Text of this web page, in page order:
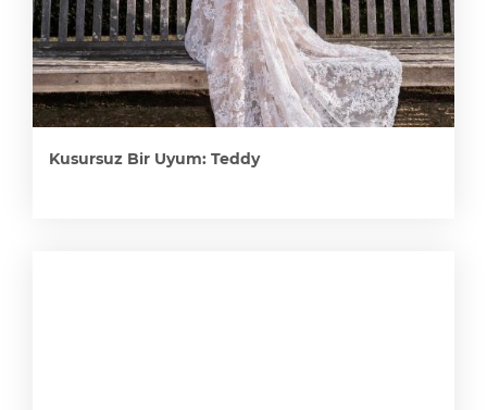
Kusursuz Bir Uyum: Teddy